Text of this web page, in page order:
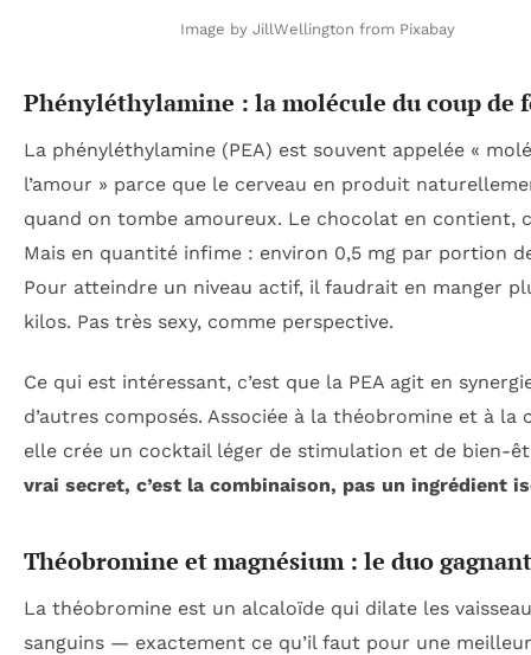
Image by JillWellington from Pixabay
Phényléthylamine : la molécule du coup de
La phényléthylamine (PEA) est souvent appelée «
l’amour » parce que le cerveau en produit
quand on tombe amoureux. Le chocolat en contient,
Mais en quantité infime : environ 0,5 mg par portion
Pour atteindre un niveau actif, il faudrait en manger
kilos. Pas très sexy, comme perspective.
Ce qui est intéressant, c’est que la PEA agit en
d’autres composés. Associée à la théobromine et à la
elle crée un cocktail léger de stimulation et de bien-
vrai secret, c’est la combinaison, pas un ingrédient
Théobromine et magnésium : le duo gagnant
La théobromine est un alcaloïde qui dilate les
sanguins — exactement ce qu’il faut pour une